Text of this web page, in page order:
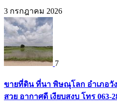
3 กรกฎาคม 2026
7
ขายที่ดิน ที่นา พิษณุโลก อำเภอวั
สวย อากาศดี เงียบสงบ โทร 063-